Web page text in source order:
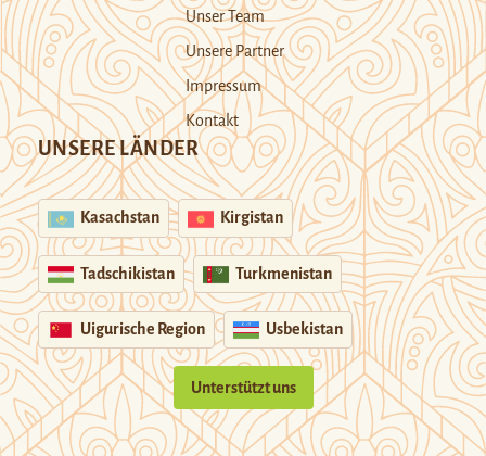
Unser Team
Unsere Partner
Impressum
Kontakt
UNSERE LÄNDER
Kasachstan Kirgistan
Tadschikistan Turkmenistan
Uigurische Region Usbekistan
Unterstützt uns